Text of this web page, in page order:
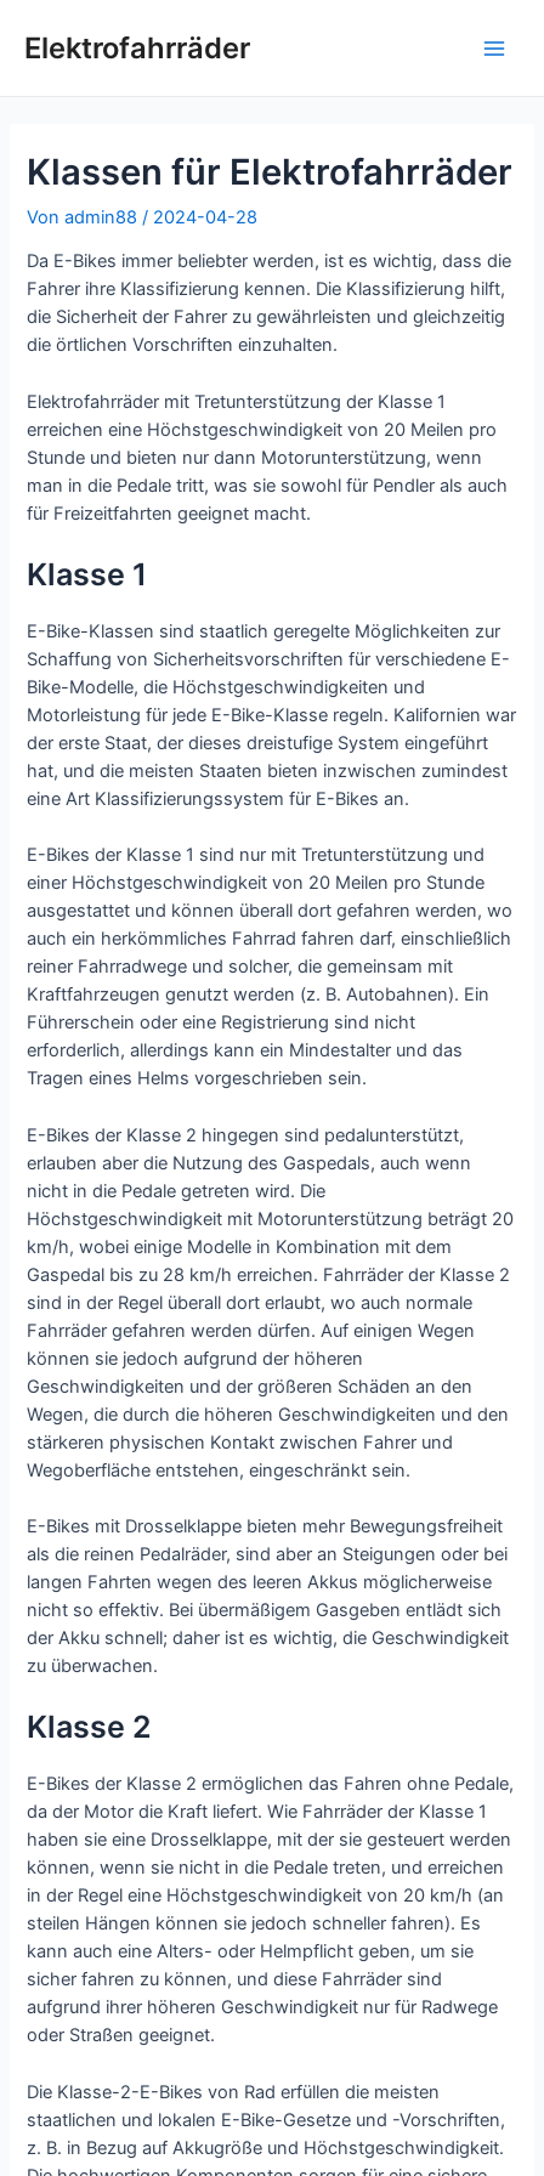
InhaltElektrofahrräder
Klassen für Elektrofahrräder
Vonadmin88/ 2024-04-28
Da E-Bikes immer beliebter werden, ist es wichtig, dass die
Fahrer ihre Klassifizierung kennen. Die Klassifizierung hilft,
die Sicherheit der Fahrer zu gewährleisten und gleichzeitig
die örtlichen Vorschriften einzuhalten.
Elektrofahrräder mit Tretunterstützung der Klasse 1
erreichen eine Höchstgeschwindigkeit von 20 Meilen pro
Stunde und bieten nur dann Motorunterstützung, wenn
man in die Pedale tritt, was sie sowohl für Pendler als auch
für Freizeitfahrten geeignet macht.
Klasse 1
E-Bike-Klassen sind staatlich geregelte Möglichkeiten zur
Schaffung von Sicherheitsvorschriften für verschiedene E-
Bike-Modelle, die Höchstgeschwindigkeiten und
Motorleistung für jede E-Bike-Klasse regeln. Kalifornien war
der erste Staat, der dieses dreistufige System eingeführt
hat, und die meisten Staaten bieten inzwischen zumindest
eine Art Klassifizierungssystem für E-Bikes an.
E-Bikes der Klasse 1 sind nur mit Tretunterstützung und
einer Höchstgeschwindigkeit von 20 Meilen pro Stunde
ausgestattet und können überall dort gefahren werden, wo
auch ein herkömmliches Fahrrad fahren darf, einschließlich
reiner Fahrradwege und solcher, die gemeinsam mit
Kraftfahrzeugen genutzt werden (z. B. Autobahnen). Ein
Führerschein oder eine Registrierung sind nicht
erforderlich, allerdings kann ein Mindestalter und das
Tragen eines Helms vorgeschrieben sein.
E-Bikes der Klasse 2 hingegen sind pedalunterstützt,
erlauben aber die Nutzung des Gaspedals, auch wenn
nicht in die Pedale getreten wird. Die
Höchstgeschwindigkeit mit Motorunterstützung beträgt 20
km/h, wobei einige Modelle in Kombination mit dem
Gaspedal bis zu 28 km/h erreichen. Fahrräder der Klasse 2
sind in der Regel überall dort erlaubt, wo auch normale
Fahrräder gefahren werden dürfen. Auf einigen Wegen
können sie jedoch aufgrund der höheren
Geschwindigkeiten und der größeren Schäden an den
Wegen, die durch die höheren Geschwindigkeiten und den
stärkeren physischen Kontakt zwischen Fahrer und
Wegoberfläche entstehen, eingeschränkt sein.
E-Bikes mit Drosselklappe bieten mehr Bewegungsfreiheit
als die reinen Pedalräder, sind aber an Steigungen oder bei
langen Fahrten wegen des leeren Akkus möglicherweise
nicht so effektiv. Bei übermäßigem Gasgeben entlädt sich
der Akku schnell; daher ist es wichtig, die Geschwindigkeit
zu überwachen.
Klasse 2
E-Bikes der Klasse 2 ermöglichen das Fahren ohne Pedale,
da der Motor die Kraft liefert. Wie Fahrräder der Klasse 1
haben sie eine Drosselklappe, mit der sie gesteuert werden
können, wenn sie nicht in die Pedale treten, und erreichen
in der Regel eine Höchstgeschwindigkeit von 20 km/h (an
steilen Hängen können sie jedoch schneller fahren). Es
kann auch eine Alters- oder Helmpflicht geben, um sie
sicher fahren zu können, und diese Fahrräder sind
aufgrund ihrer höheren Geschwindigkeit nur für Radwege
oder Straßen geeignet.
Die Klasse-2-E-Bikes von Rad erfüllen die meisten
staatlichen und lokalen E-Bike-Gesetze und -Vorschriften,
z. B. in Bezug auf Akkugröße und Höchstgeschwindigkeit.